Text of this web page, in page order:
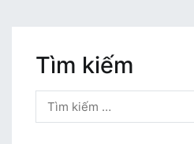
Tìm kiếm
kiếm
cho: